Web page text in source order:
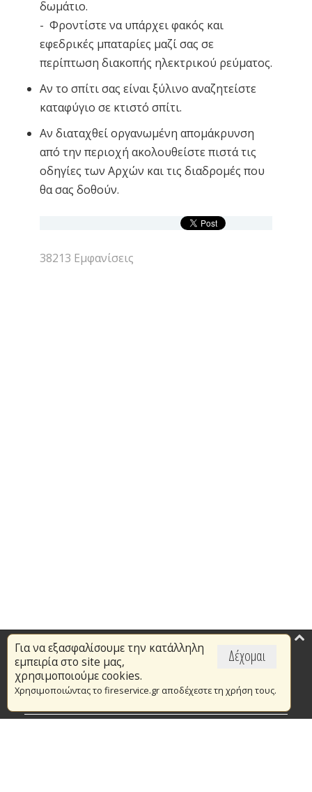
δωμάτιο.
- Φροντίστε να υπάρχει φακός και
εφεδρικές μπαταρίες μαζί σας σε
περίπτωση διακοπής ηλεκτρικού ρεύματος.
Αν το σπίτι σας είναι ξύλινο αναζητείστε
καταφύγιο σε κτιστό σπίτι.
Αν διαταχθεί οργανωμένη απομάκρυνση
από την περιοχή ακολουθείστε πιστά τις
οδηγίες των Αρχών και τις διαδρομές που
θα σας δοθούν.
38213 Εμφανίσεις
Δέχομαι
Για να εξασφαλίσουμε την κατάλληλη
εμπειρία στο site μας,
χρησιμοποιούμε cookies.
Χρησιμοποιώντας το fireservice.gr αποδέχεστε τη χρήση τους.
Επικαιρότητα
Το Πυροσβεστικό Σώμα